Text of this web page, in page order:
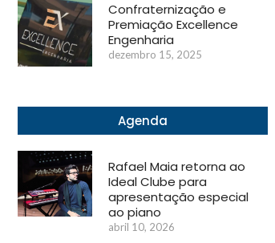
Confraternização e
Premiação Excellence
Engenharia
dezembro 15, 2025
Agenda
Rafael Maia retorna ao
Ideal Clube para
apresentação especial
ao piano
abril 10, 2026